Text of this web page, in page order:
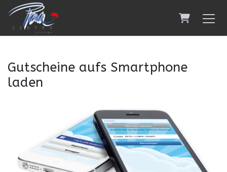
Gutscheine aufs Smartphone
laden